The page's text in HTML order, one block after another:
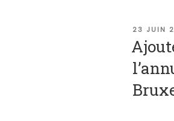
PUBLIÉ
23 JUIN